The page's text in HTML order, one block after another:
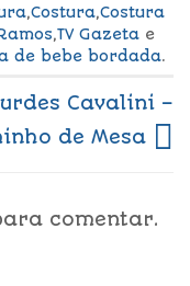
,Costura,Costura
,TV Gazetae
de bebe bordada.
Cavalini –
de Mesa
comentar.